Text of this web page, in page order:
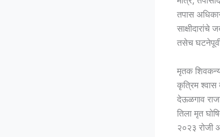
तपास
तसेच
मृतक
कृत्रिम श्वास
देऊळगाव
तिला मृत
२०२३ रोजी